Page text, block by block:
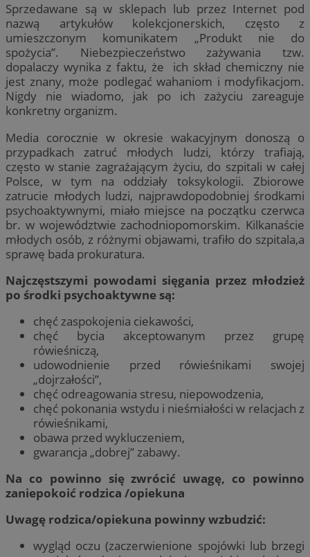
Sprzedawane są w sklepach lub przez Internet pod
nazwą artykułów kolekcjonerskich, często z
umieszczonym komunikatem „Produkt nie do
spożycia”. Niebezpieczeństwo zażywania tzw.
dopalaczy wynika z faktu, że ich skład chemiczny nie
jest znany, może podlegać wahaniom i modyfikacjom.
Nigdy nie wiadomo, jak po ich zażyciu zareaguje
konkretny organizm.
Media corocznie w okresie wakacyjnym donoszą o
przypadkach zatruć młodych ludzi, którzy trafiają,
często w stanie zagrażającym życiu, do szpitali w całej
Polsce, w tym na oddziały toksykologii. Zbiorowe
zatrucie młodych ludzi, najprawdopodobniej środkami
psychoaktywnymi, miało miejsce na początku czerwca
br. w województwie zachodniopomorskim. Kilkanaście
młodych osób, z różnymi objawami, trafiło do szpitala,a
sprawę bada prokuratura.
Najczęstszymi powodami sięgania przez młodzież
po środki psychoaktywne są:
chęć zaspokojenia ciekawości,
chęć bycia akceptowanym przez grupę
rówieśniczą,
udowodnienie przed rówieśnikami swojej
„dojrzałości”,
chęć odreagowania stresu, niepowodzenia,
chęć pokonania wstydu i nieśmiałości w relacjach z
rówieśnikami,
obawa przed wykluczeniem,
gwarancja „dobrej” zabawy.
Na co powinno się zwrócić uwagę, co powinno
zaniepokoić rodzica /opiekuna
Uwagę rodzica/opiekuna powinny wzbudzić:
wygląd oczu (zaczerwienione spojówki lub brzegi